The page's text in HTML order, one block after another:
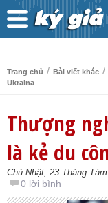
Trang chủ / Bài viết khác /
Ukraina
Thượng
là kẻ du
Chủ Nhật, 23 Tháng
0 lời bình